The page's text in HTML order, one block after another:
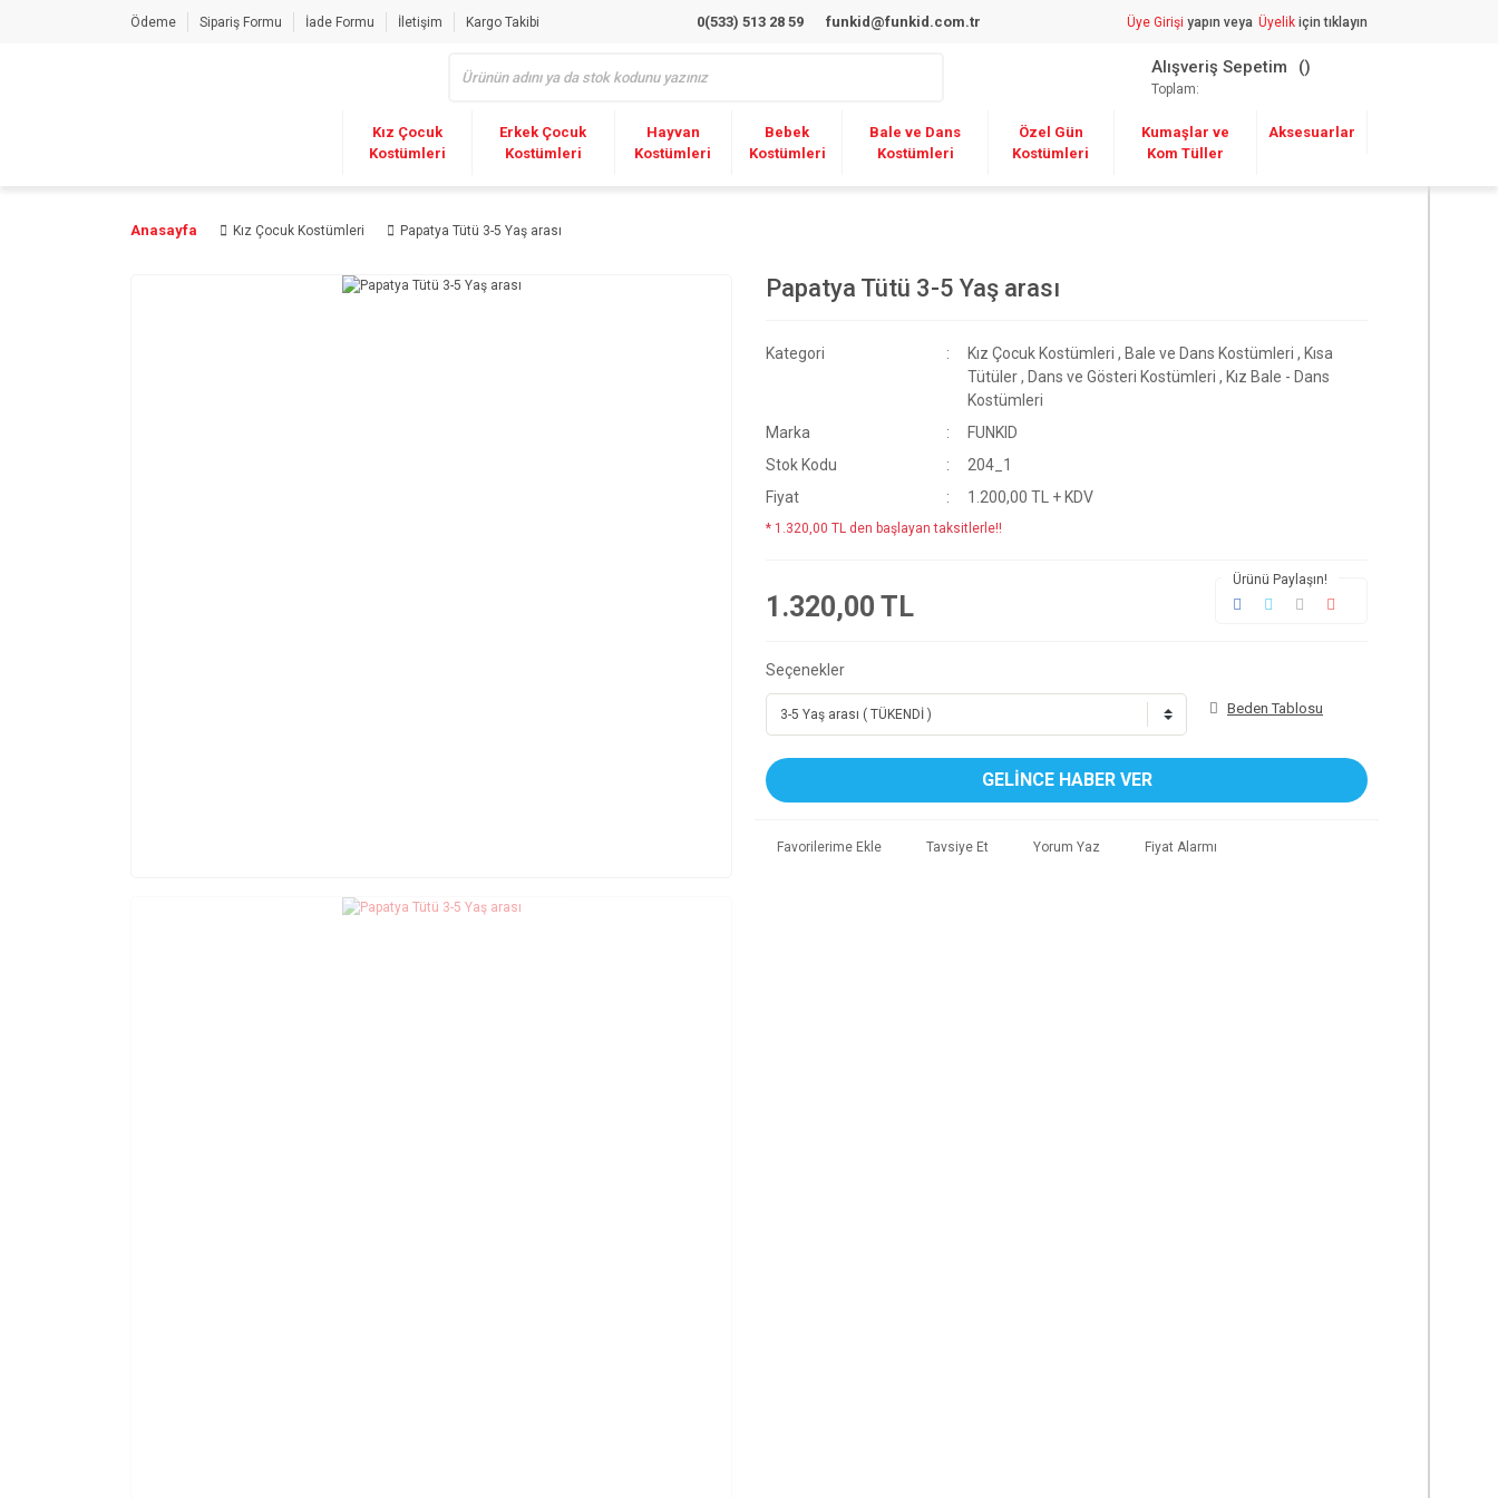
Ödeme Sipariş Formu İade Formu İletişim Kargo Takibi 0(533) 513 28 59 funkid@funkid.com.tr Üye Girişi yapın veya Üyelik için tıklayın
Alışveriş Sepetim
Toplam:
Kız Çocuk
Kostümleri
Erkek Çocuk
Kostümleri
Hayvan
Kostümleri
Bebek
Kostümleri
Bale ve Dans
Kostümleri
Özel Gün
Kostümleri
Kumaşlar ve
Kom Tüller
Aksesuarlar
Anasayfa Kız Çocuk Kostümleri Papatya Tütü 3-5 Yaş arası
Papatya Tütü 3-5 Yaş arası
Kategori Kız Çocuk Kostümleri , Bale ve Dans Kostümleri , Kısa
Tütüler, Dans ve Gösteri Kostümleri , Kız Bale - Dans
Kostümleri
Marka
FUNKID
Stok Kodu
204_1
Fiyat
1.200,00 TL + KDV
* 1.320,00 TL den başlayan taksitlerle!!
1.320,00 TL
Ürünü Paylaşın!
Seçenekler
Beden Tablosu
GELİNCE HABER VER
Tavsiye Et Yorum Yaz Fiyat Alarmı